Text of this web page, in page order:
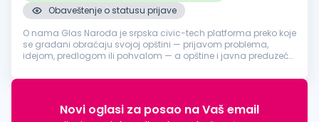
Obaveštenje o statusu prijave
O nama Glas Naroda je srpska civic-tech platforma preko koje
se građani obraćaju svojoj opštini — prijavom problema,
idejom, predlogom ili pohvalom — a opštine i javna preduzeća
usmerava nadl...
Novi oglasi za posao na Vaš email